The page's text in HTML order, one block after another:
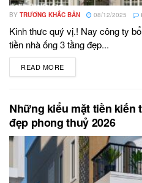
BY TRƯƠNG KHẮC BẢN 08/12/2025
Kinh thưc quý vị.! Nay công ty
tiền nhà ống 3 tầng đẹp...
READ MORE
Những kiểu mặt tiền kiến
đẹp phong thuỷ 2026